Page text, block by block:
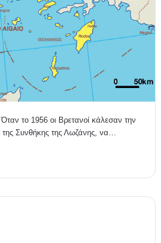
το 1956 οι Βρετανοί κάλεσαν την
Συνθήκης της Λωζάνης, να…